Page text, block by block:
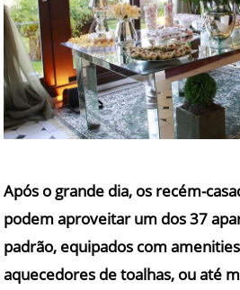
Após o grande dia, os recém-
podem aproveitar um dos 37
padrão, equipados com
aquecedores de toalhas, ou até